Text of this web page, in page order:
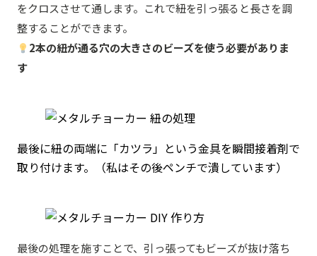
をクロスさせて通します。これで紐を引っ張ると長さを調
整することができます。
2本の紐が通る穴の大きさのビーズを使う必要がありま
す
最後に紐の両端に「カツラ」という金具を瞬間接着剤で
取り付けます。（私はその後ペンチで潰しています）
最後の処理を施すことで、引っ張ってもビーズが抜け落ち